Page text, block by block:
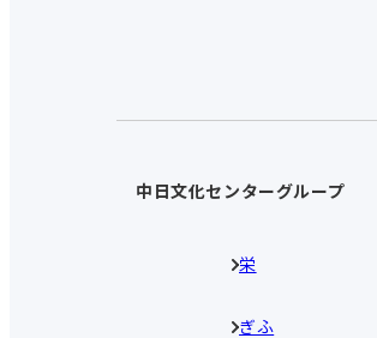
中日文化センターグループ
栄
ぎふ